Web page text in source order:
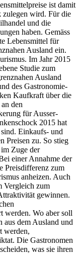
ist damit
zulegen wird. Für die
und die
haben. Gemäss
Lebensmittel für
Ausland ein.
Im Jahr 2015
Studie zum
Ausland
des Gastronomie-
Kaufkraft über die
den
für Ausser-
2015 hat
Einkaufs- und
Preisen zu. So stieg
Zuge der
einer Annahme der
Preisdifferenz zum
anheizen. Auch
Vergleich zum
gewinnen.
werden. Wo aber soll
aus dem Ausland und
werden,
Die Gastronomen
was sie ihren